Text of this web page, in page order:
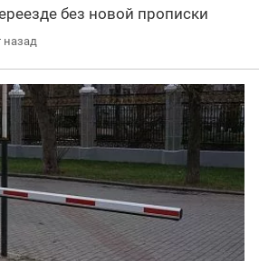
без новой прописки
назад